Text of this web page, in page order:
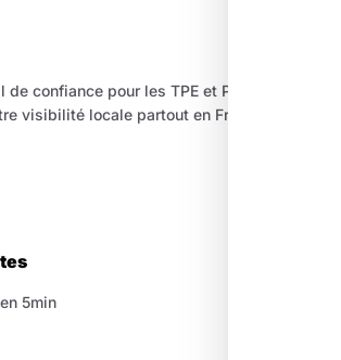
confiance pour les TPE et PME. Nous
visibilité locale partout en France.
5min